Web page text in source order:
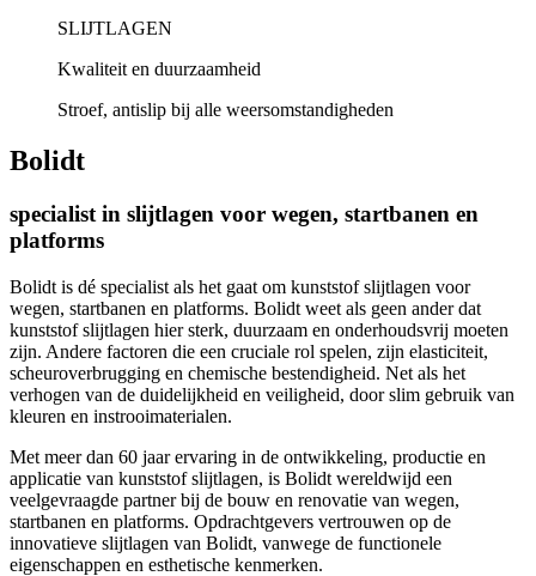
SLIJTLAGEN
Kwaliteit en duurzaamheid
Stroef, antislip bij alle weersomstandigheden
Bolidt
specialist in slijtlagen voor wegen, startbanen en
platforms
Bolidt is dé specialist als het gaat om kunststof slijtlagen voor
wegen, startbanen en platforms. Bolidt weet als geen ander dat
kunststof slijtlagen hier sterk, duurzaam en onderhoudsvrij moeten
zijn. Andere factoren die een cruciale rol spelen, zijn elasticiteit,
scheuroverbrugging en chemische bestendigheid. Net als het
verhogen van de duidelijkheid en veiligheid, door slim gebruik van
kleuren en instrooimaterialen.
Met meer dan 60 jaar ervaring in de ontwikkeling, productie en
applicatie van kunststof slijtlagen, is Bolidt wereldwijd een
veelgevraagde partner bij de bouw en renovatie van wegen,
startbanen en platforms. Opdrachtgevers vertrouwen op de
innovatieve slijtlagen van Bolidt, vanwege de functionele
eigenschappen en esthetische kenmerken.